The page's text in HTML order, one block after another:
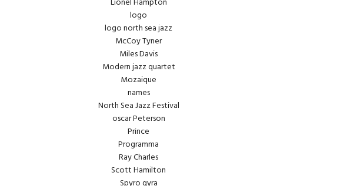
logo
logo north sea jazz
McCoy Tyner
Miles Davis
Modern jazz quartet
Mozaique
names
North Sea Jazz Festival
oscar Peterson
Prince
Programma
Ray Charles
Scott Hamilton